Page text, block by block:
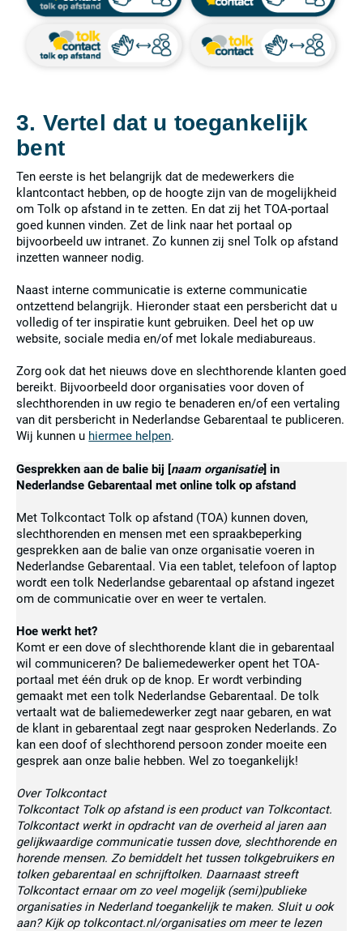
3. Vertel dat u toegankelijk
bent
Ten eerste is het belangrijk dat de medewerkers die
klantcontact hebben, op de hoogte zijn van de mogelijkheid
om Tolk op afstand in te zetten. En dat zij het TOA-portaal
goed kunnen vinden. Zet de link naar het portaal op
bijvoorbeeld uw intranet. Zo kunnen zij snel Tolk op afstand
inzetten wanneer nodig.
Naast interne communicatie is externe communicatie
ontzettend belangrijk. Hieronder staat een persbericht dat u
volledig of ter inspiratie kunt gebruiken. Deel het op uw
website, sociale media en/of met lokale mediabureaus.
Zorg ook dat het nieuws dove en slechthorende klanten goed
bereikt. Bijvoorbeeld door organisaties voor doven of
slechthorenden in uw regio te benaderen en/of een vertaling
van dit persbericht in Nederlandse Gebarentaal te publiceren.
Wij kunnen u hiermee helpen.
Gesprekken aan de balie bij [naam organisatie] in
Nederlandse Gebarentaal met online tolk op afstand
Met Tolkcontact Tolk op afstand (TOA) kunnen doven,
slechthorenden en mensen met een spraakbeperking
gesprekken aan de balie van onze organisatie voeren in
Nederlandse Gebarentaal. Via een tablet, telefoon of laptop
wordt een tolk Nederlandse gebarentaal op afstand ingezet
om de communicatie over en weer te vertalen.
Hoe werkt het?
Komt er een dove of slechthorende klant die in gebarentaal
wil communiceren? De baliemedewerker opent het TOA-
portaal met één druk op de knop. Er wordt verbinding
gemaakt met een tolk Nederlandse Gebarentaal. De tolk
vertaalt wat de baliemedewerker zegt naar gebaren, en wat
de klant in gebarentaal zegt naar gesproken Nederlands. Zo
kan een doof of slechthorend persoon zonder moeite een
gesprek aan onze balie hebben. Wel zo toegankelijk!
Over Tolkcontact
Tolkcontact Tolk op afstand is een product van Tolkcontact.
Tolkcontact werkt in opdracht van de overheid al jaren aan
gelijkwaardige communicatie tussen dove, slechthorende en
horende mensen. Zo bemiddelt het tussen tolkgebruikers en
tolken gebarentaal en schrijftolken. Daarnaast streeft
Tolkcontact ernaar om zo veel mogelijk (semi)publieke
organisaties in Nederland toegankelijk te maken. Sluit u ook
aan? Kijk op tolkcontact.nl/organisaties om meer te lezen